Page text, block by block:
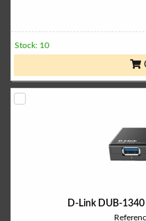
Stock: 10
D-Link DUB-